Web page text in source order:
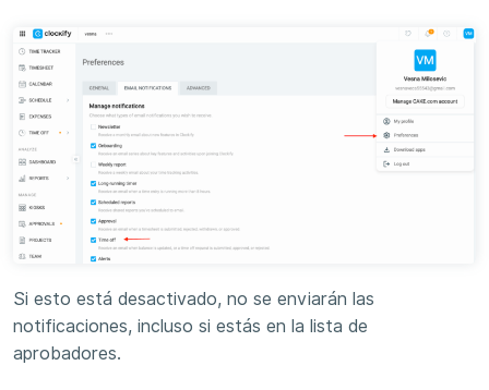
Si esto está desactivado, no se enviarán las
notificaciones, incluso si estás en la lista de
aprobadores.